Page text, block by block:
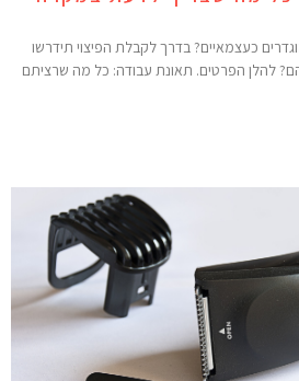
כעצמאיים? בדרך לקבלת הפיצוי תידרשו
הפרטים. תאונת עבודה: כל מה שרציתם